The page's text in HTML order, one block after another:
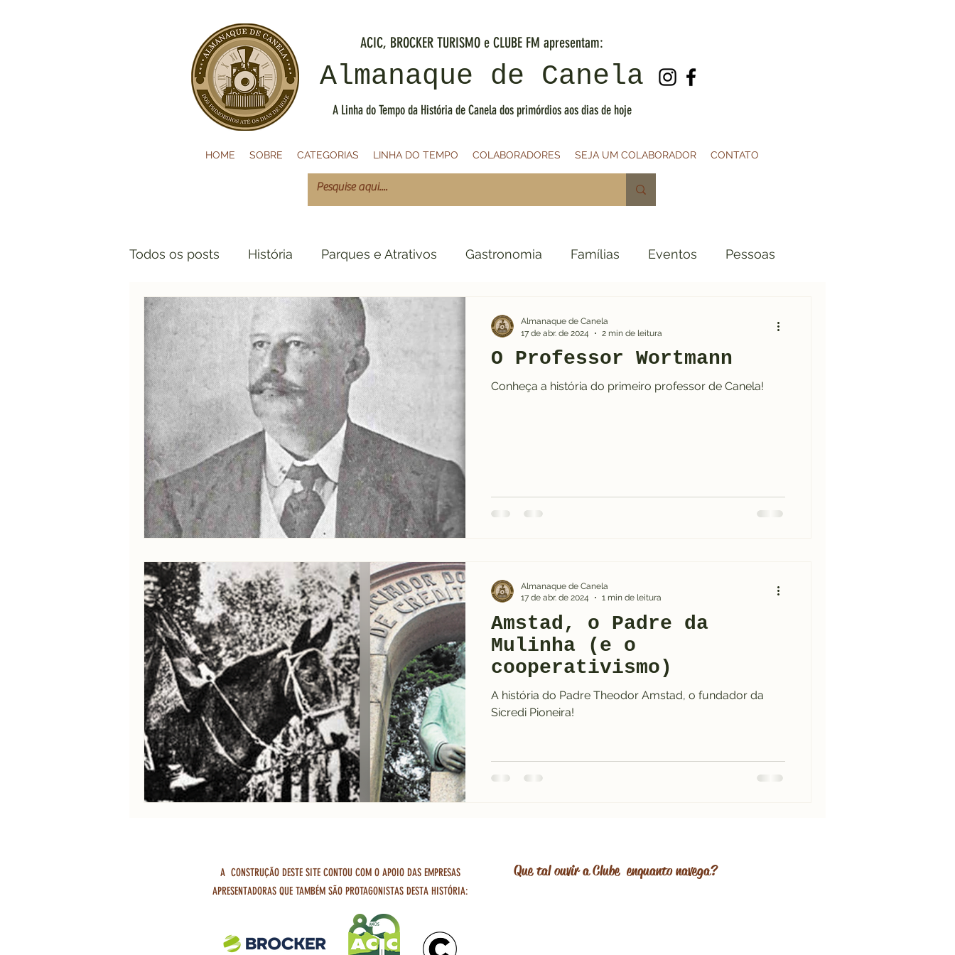
ACIC, BROCKER TURISMO e CLUBE FM apresentam:
Almanaque de Canela
A Linha do Tempo da História de Canela dos primórdios aos dias de hoje
HOME SOBRE CATEGORIAS LINHA DO TEMPO COLABORADORES SEJA UM COLABORADOR CONTATO
Todos os posts História Parques e Atrativos Gastronomia Famílias Eventos Pessoas
Hotelaria Notícias PRIMÓRDIOS
1960 1970 1980 1990 2000 2010 2020 Curiosidades Capa
Capa 1900 Capa 1910 Capa 1920
O Professor Wortmann
Conheça a história do primeiro professor de Canela!
Almanaque de Canela
17 de abr. de 2024
2 min de leitura
Amstad, o Padre da
Mulinha (e o
cooperativismo)
A história do Padre Theodor Amstad, o fundador da
Sicredi Pioneira!
Almanaque de Canela
17 de abr. de 2024
1 min de leitura
A CONSTRUÇÃO DESTE SITE CONTOU COM O APOIO DAS EMPRESAS
APRESENTADORAS QUE TAMBÉM SÃO PROTAGONISTAS DESTA HISTÓRIA:
Que tal ouvir a Clube enquanto navega?